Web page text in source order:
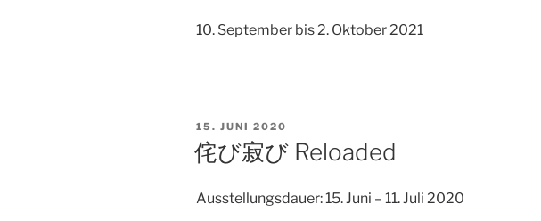
10. September bis 2. Oktober 2021
VERÖFFENTLICHT
AM
15. JUNI 2020
侘び寂び Reloaded
Ausstellungsdauer: 15. Juni – 11. Juli 2020